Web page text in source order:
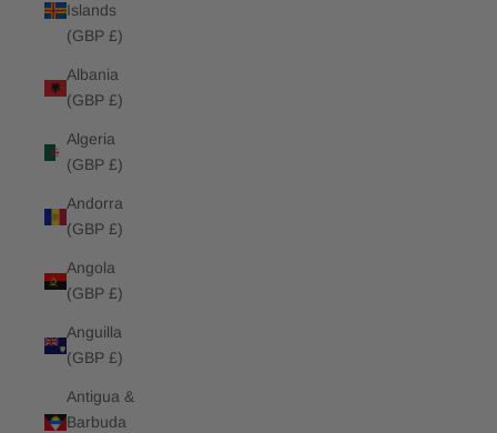
Islands
(GBP £)
Albania
(GBP £)
Algeria
(GBP £)
Andorra
(GBP £)
Angola
(GBP £)
Anguilla
(GBP £)
Antigua &
Barbuda